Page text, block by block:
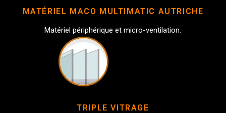
MATÉRIEL MACO MULTIMATIC AUTRICHE
Matériel périphérique et micro-ventilation.
TRIPLE VITRAGE